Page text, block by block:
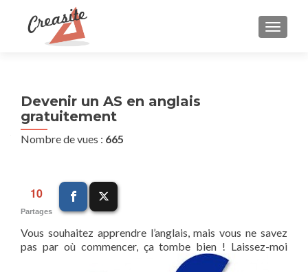
Devenir un AS en anglais
gratuitement
Nombre de vues : 665
10
Partages
Vous souhaitez apprendre l’anglais, mais vous ne savez
pas par où commencer, ça tombe bien ! Laissez-moi